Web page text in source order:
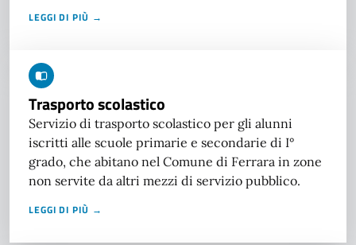
LEGGI DI PIÙ →
Trasporto scolastico
Servizio di trasporto scolastico per gli alunni
iscritti alle scuole primarie e secondarie di I°
grado, che abitano nel Comune di Ferrara in zone
non servite da altri mezzi di servizio pubblico.
LEGGI DI PIÙ →